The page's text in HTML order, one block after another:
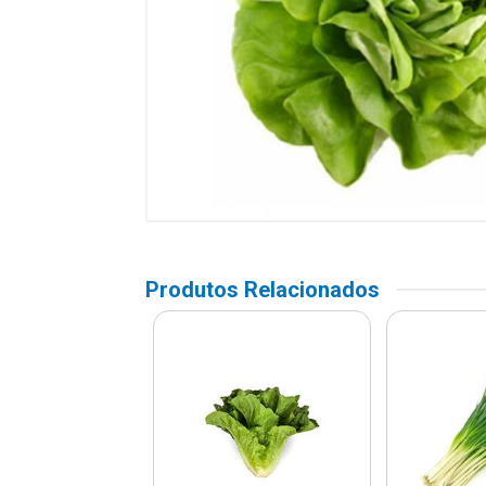
Produtos Relacionados